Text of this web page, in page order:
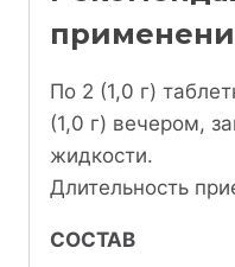
По 2 (1,0 г)
(1,0 г) вечером,
жидкости.
Длительность
СОСТАВ